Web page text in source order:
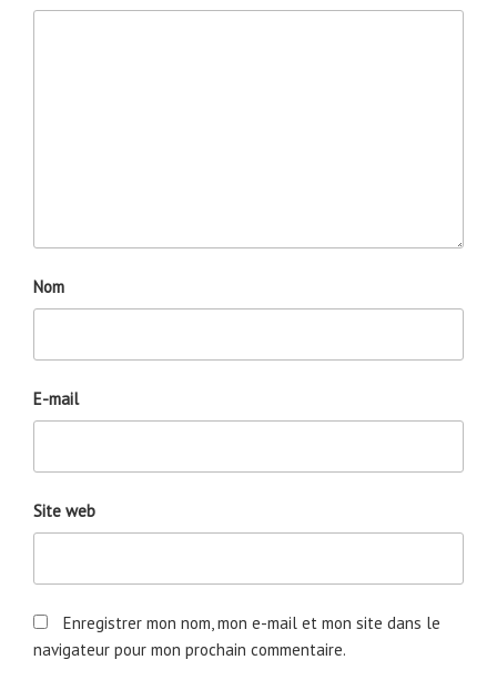
Nom
E-mail
Site web
Enregistrer mon nom, mon e-mail et mon site dans le
navigateur pour mon prochain commentaire.